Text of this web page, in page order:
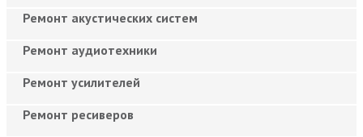
Ремонт акустических систем
Ремонт аудиотехники
Ремонт усилителей
Ремонт ресиверов